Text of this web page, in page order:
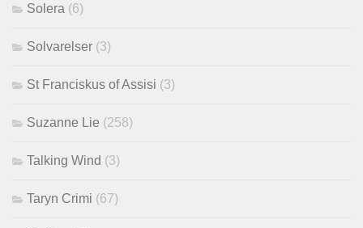
Solera (6)
Solvarelser (3)
St Franciskus of Assisi (3)
Suzanne Lie (258)
Talking Wind (3)
Taryn Crimi (67)